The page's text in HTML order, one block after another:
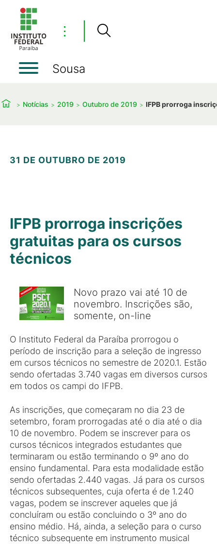
⋮
Sousa
Notícias 2019 Outubro de 2019 IFPB prorroga
31 DE OUTUBRO DE 2019
IFPB prorroga inscrições
gratuitas para os cursos
técnicos
Novo prazo vai até 10 de
novembro. Inscrições são,
somente, on-line
O Instituto Federal da Paraíba prorrogou o
período de inscrição para a seleção de ingresso
em cursos técnicos no semestre de 2020.1. Estão
sendo ofertadas 3.740 vagas em diversos cursos
em todos os campi do IFPB.
As inscrições, que começaram no dia 23 de
setembro, foram prorrogadas até o dia até o dia
10 de novembro. Podem se inscrever para os
cursos técnicos integrados estudantes que
terminaram ou estão terminando o 9º ano do
ensino fundamental. Para esta modalidade estão
sendo ofertadas 2.440 vagas. Já para os cursos
técnicos subsequentes, cuja oferta é de 1.240
vagas, podem se inscrever aqueles que já
concluíram ou estão concluindo o 3º ano do
ensino médio. Há, ainda, a seleção para o curso
técnico subsequente em instrumento musical